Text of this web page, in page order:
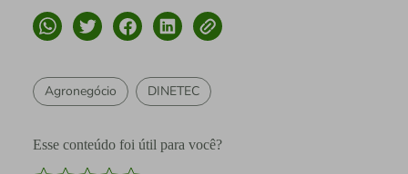
Agronegócio DINETEC
Esse conteúdo foi útil para você?